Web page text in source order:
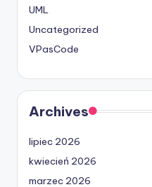
UML
Uncategorized
VPasCode
Archives
lipiec 2026
kwiecień 2026
marzec 2026